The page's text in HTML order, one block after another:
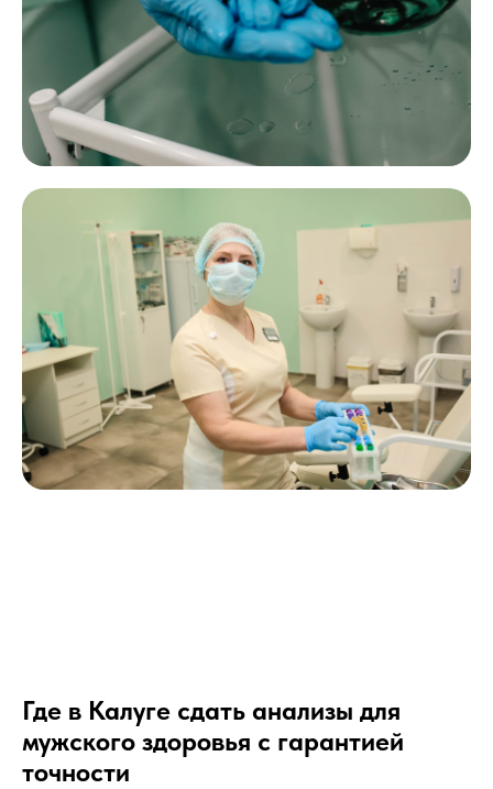
Где в Калуге сдать анализы для
мужского здоровья с гарантией
точности